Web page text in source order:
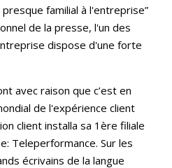
familial à l'entreprise”
de la presse, l'un des
dispose d'une forte
avec raison que c’est en
de l'expérience client
client installa sa 1ère filiale
Teleperformance. Sur les
écrivains de la langue